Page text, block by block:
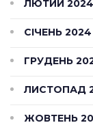
ЛЮТИЙ 2024
СІЧЕНЬ 2024
ГРУДЕНЬ
ЛИСТОПАД
ЖОВТЕНЬ